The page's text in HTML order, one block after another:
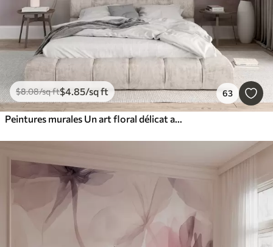
$8.08/sq ft$4.85/sq ft 63
Peintures murales Un art floral délicat avec de grandes fleurs aux couleurs pastel et aux pétales translucides, des tiges douces et un arrière-plan doux et diffus